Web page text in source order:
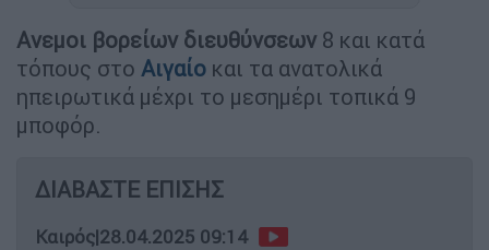
Ανεμοι βορείων διευθύνσεων 8 και κατά
τόπους στο Αιγαίο και τα ανατολικά
ηπειρωτικά μέχρι το μεσημέρι τοπικά 9
μποφόρ.
ΔΙΑΒΑΣΤΕ ΕΠΙΣΗΣ
Καιρός|28.04.2025 09:14